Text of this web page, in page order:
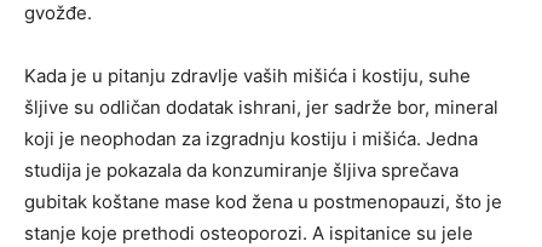
gvožđe.
Kada je u pitanju zdravlje vaših mišića i kostiju, suhe
šljive su odličan dodatak ishrani, jer sadrže bor, mineral
koji je neophodan za izgradnju kostiju i mišića. Jedna
studija je pokazala da konzumiranje šljiva sprečava
gubitak koštane mase kod žena u postmenopauzi, što je
stanje koje prethodi osteoporozi. A ispitanice su jele